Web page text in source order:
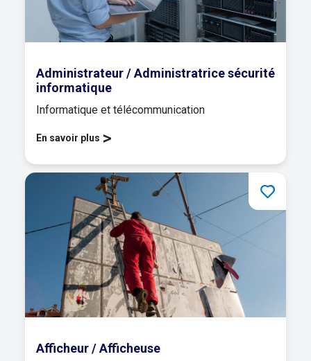
Administrateur / Administratrice sécurité
informatique
Informatique et télécommunication
En savoir plus >
Afficheur / Afficheuse